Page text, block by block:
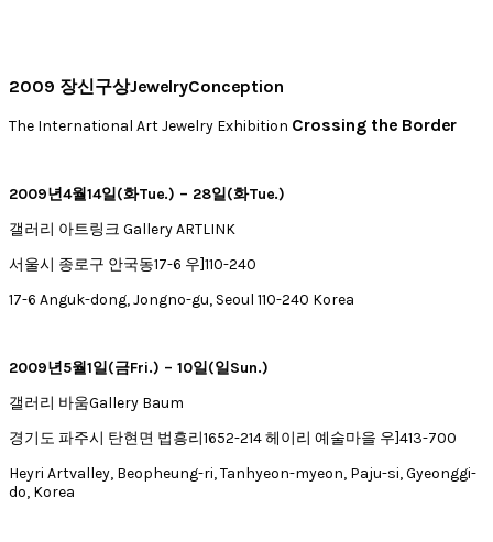
2009 장신구상JewelryConception
The International Art Jewelry Exhibition Crossing the Border
2009년4월14일(화Tue.) – 28일(화Tue.)
갤러리 아트링크 Gallery ARTLINK
서울시 종로구 안국동17-6 우]110-240
17-6 Anguk-dong, Jongno-gu, Seoul 110-240 Korea
2009년5월1일(금Fri.) – 10일(일Sun.)
갤러리 바움Gallery Baum
경기도 파주시 탄현면 법흥리1652-214 헤이리 예술마을 우]413-700
Heyri Artvalley, Beopheung-ri, Tanhyeon-myeon, Paju-si, Gyeonggi-
do, Korea